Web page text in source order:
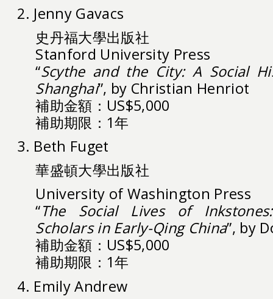
2. Jenny Gavacs
史丹福大學出版社
Stanford University Press
“Scythe and the City: A Social
Shanghai”, by Christian Henriot
補助金額：US$5,000
補助期限：1年
3. Beth Fuget
華盛頓大學出版社
University of Washington Press
“The Social Lives of
Scholars in Early-Qing China”, by
補助金額：US$5,000
補助期限：1年
4. Emily Andrew